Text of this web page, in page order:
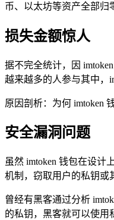
币、以太坊等资产全部归
损失金额惊人
据不完全统计，因
越来越多的人参与其中，
原因剖析：为何 imtoken
安全漏洞问题
虽然 imtoken 钱包在设
机制，窃取用户的私钥或
曾经有黑客通过分析
的私钥，黑客就可以使用